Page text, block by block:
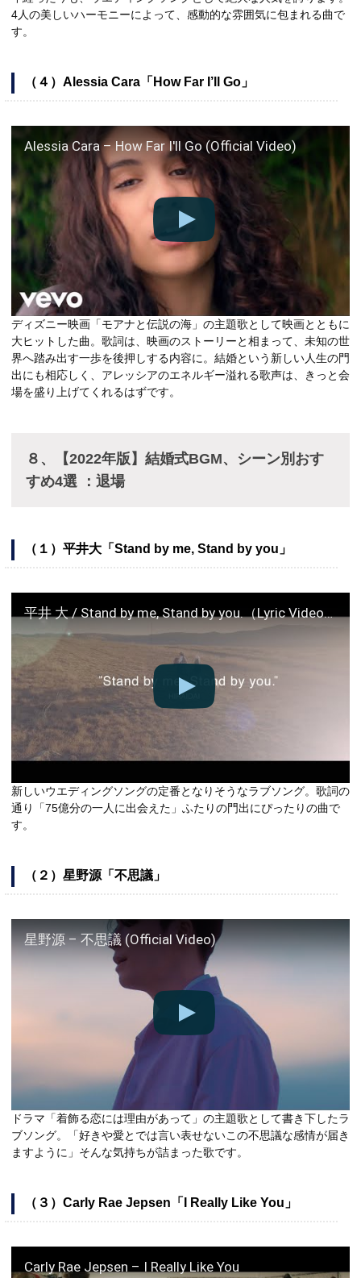
4人の美しいハーモニーによって、感動的な雰囲気に包まれる曲で
す。
（４） Alessia Cara「How Far I’ll Go」
Alessia Cara – How Far I'll Go (Official Video)
ディズニー映画「モアナと伝説の海」の主題歌として映画とともに
大ヒットした曲。歌詞は、映画のストーリーと相まって、未知の世
界へ踏み出す一歩を後押しする内容に。結婚という新しい人生の門
出にも相応しく、アレッシアのエネルギー溢れる歌声は、きっと会
場を盛り上げてくれるはずです。
８、【2022年版】結婚式BGM、シーン別おす
すめ4選 ：退場
（１）平井大「Stand by me, Stand by you」
平井 大 / Stand by me, Stand by you.（Lyric Video）
新しいウエディングソングの定番となりそうなラブソング。歌詞の
通り「75億分の一人に出会えた」ふたりの門出にぴったりの曲で
す。
（２）星野源「不思議」
星野源 – 不思議 (Official Video)
ドラマ「着飾る恋には理由があって」の主題歌として書き下したラ
ブソング。「好きや愛とでは言い表せないこの不思議な感情が届き
ますように」そんな気持ちが詰まった歌です。
（３）Carly Rae Jepsen「I Really Like You」
Carly Rae Jepsen – I Really Like You